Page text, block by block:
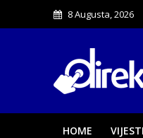
8 Augusta, 2026
HOME VIJESTI